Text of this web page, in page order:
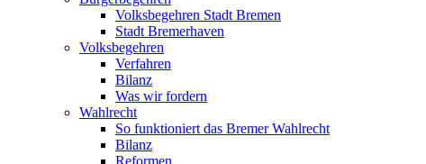
Volksbegehren Stadt Bremen
Stadt Bremerhaven
Volksbegehren
Verfahren
Bilanz
Was wir fordern
Wahlrecht
So funktioniert das Bremer Wahlrecht
Bilanz
Reformen